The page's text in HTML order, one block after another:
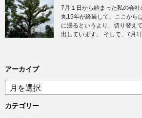
7月１日から始まった私の会
丸15年が経過して、ここから
に浸るというより、切り替え
出しています。 そして、7月1
アーカイブ
ア
ー
カ
カテゴリー